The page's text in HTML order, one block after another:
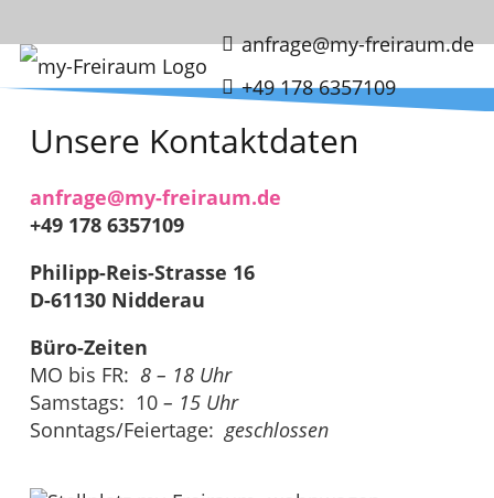
anfrage@my-freiraum.de
+49 178 6357109
Unsere Kontaktdaten
anfrage@my-freiraum.de
+49 178 6357109
Philipp-Reis-Strasse 16
D-61130 Nidderau
Büro-Zeiten
MO bis FR: 8 – 18 Uhr
Samstags: 10 – 15 Uhr
Sonntags/Feiertage:geschlossen